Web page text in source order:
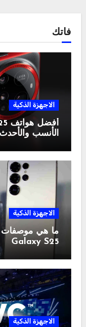
فاتك
الاجهزة الذكية
الأنسب
الاجهزة الذكية
ما هي موصفات
Galaxy S25
الاجهزة الذكية